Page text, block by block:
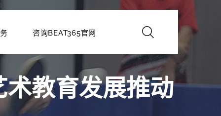
咨询BEAT365官网
教育发展推动